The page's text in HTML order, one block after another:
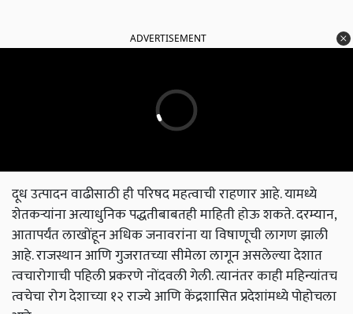
दूध उत्पादन वाढीसाठी ही परिषद महत्वाची राहणार आहे. यामध्ये
शेतकऱ्यांना अत्याधुनिक पद्धतीबाबतही माहिती होऊ शकते. दरम्यान,
आतापर्यंत लाखोंहून अधिक जनावरांना या विषाणूची लागण झाली
आहे. राजस्थान आणि गुजरातच्या सीमेला लागून असलेल्या देशात
त्वचारोगाची पहिली प्रकरणे नोंदवली गेली. त्यानंतर काही महिन्यांतच
त्वचेचा रोग देशाच्या १२ राज्ये आणि केंद्रशासित प्रदेशांमध्ये पोहोचला
आहे.